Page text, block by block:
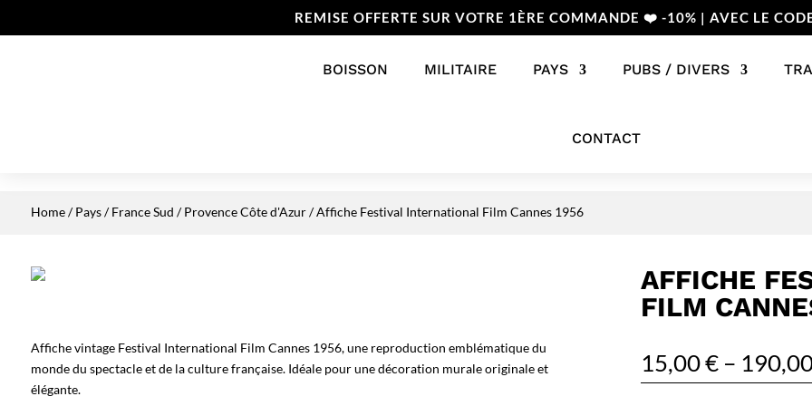
REMISE OFFERTE SUR VOTRE 1ÈRE COMMANDE ❤️ -10% | AVEC LE
BOISSON MILITAIRE PAYS PUBS / DIVERS
CONTACT
Home/Pays/France Sud /Provence Côte d'Azur/ Affiche Festival International Film Cannes 1956
Affiche vintage Festival International Film Cannes 1956, une reproduction emblématique du
monde du spectacle et de la culture française. Idéale pour une décoration murale originale et
élégante.
AFFICHE
FILM
15,00€ –